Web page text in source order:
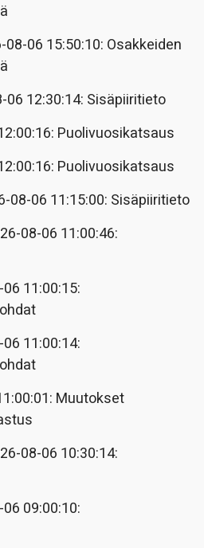
08-06 15:50:10: Osakkeiden
06 12:30:14: Sisäpiiritieto
Puolivuosikatsaus
Puolivuosikatsaus
08-06 11:15:00: Sisäpiiritieto
08-06 11:00:46:
11:00:15:
11:00:14:
Muutokset
08-06 10:30:14:
09:00:10: